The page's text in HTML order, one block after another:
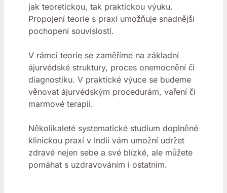
jak teoretickou, tak praktickou výuku.
Propojení teorie s praxí umožňuje snadnější
pochopení souvislostí.
V rámci teorie se zaměříme na základní
ájurvédské struktury, proces onemocnění či
diagnostiku. V praktické výuce se budeme
věnovat ájurvédským procedurám, vaření či
marmové terapii.
Několikaleté systematické studium doplněné
klinickou praxí v Indii vám umožní udržet
zdravé nejen sebe a své blízké, ale můžete
pomáhat s uzdravováním i ostatním.